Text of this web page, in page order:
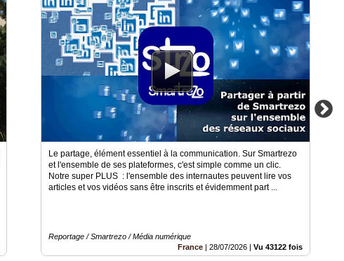
Le partage, élément essentiel à la communication. Sur Smartrezo
et l'ensemble de ses plateformes, c'est simple comme un clic.
Notre super PLUS : l'ensemble des internautes peuvent lire vos
articles et vos vidéos sans être inscrits et évidemment part ...
Reportage / Smartrezo / Média numérique
France
28/07/2026 Vu 43122 fois